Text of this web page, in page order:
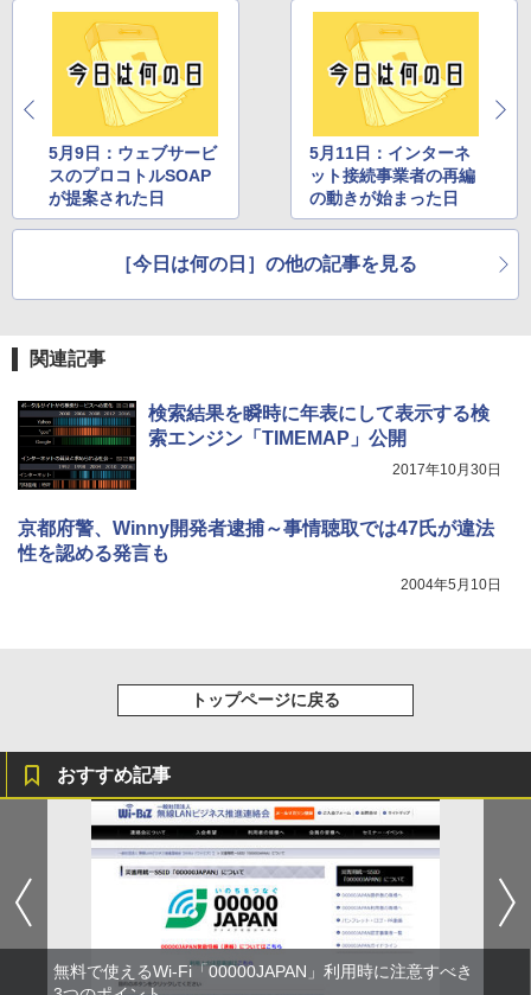
5月9日：ウェブサービ
スのプロコトルSOAP
が提案された日
5月11日：インターネ
ット接続事業者の再編
の動きが始まった日
［今日は何の日］の他の記事を見る
関連記事
検索結果を瞬時に年表にして表示する検
索エンジン「TIMEMAP」公開
2017年10月30日
京都府警、Winny開発者逮捕～事情聴取では47氏が違法
性を認める発言も
2004年5月10日
トップページに戻る
おすすめ記事
無料で使えるWi-Fi「00000JAPAN」利用時に注意すべき